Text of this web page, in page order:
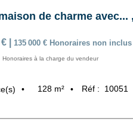
de charme avec... ,
135 000 € Honoraires non inclus
Honoraires à la charge du vendeur
128 m² Réf : 10051